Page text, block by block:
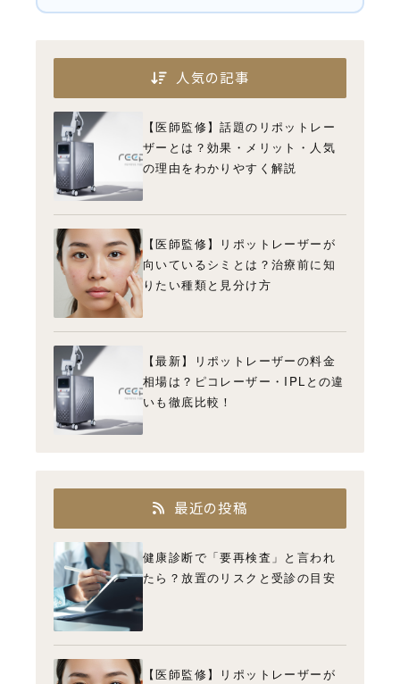
人気の記事
【医師監修】話題のリポットレー
ザーとは？効果・メリット・人気
の理由をわかりやすく解説
【医師監修】リポットレーザーが
向いているシミとは？治療前に知
りたい種類と見分け方
【最新】リポットレーザーの料金
相場は？ピコレーザー・IPLとの違
いも徹底比較！
最近の投稿
健康診断で「要再検査」と言われ
たら？放置のリスクと受診の目安
【医師監修】リポットレーザーが